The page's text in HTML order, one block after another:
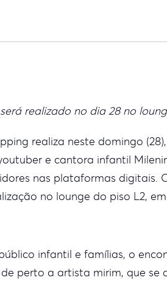
realizado no dia 28 no
realiza neste domingo
e cantora infantil
nas plataformas digitais.
no lounge do piso L2,
infantil e famílias, o
perto a artista mirim, que se